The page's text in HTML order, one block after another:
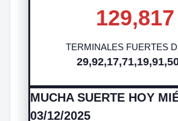
129,817
TERMINALES FUERTES
MUCHA SUERTE HOY
03/12/2025